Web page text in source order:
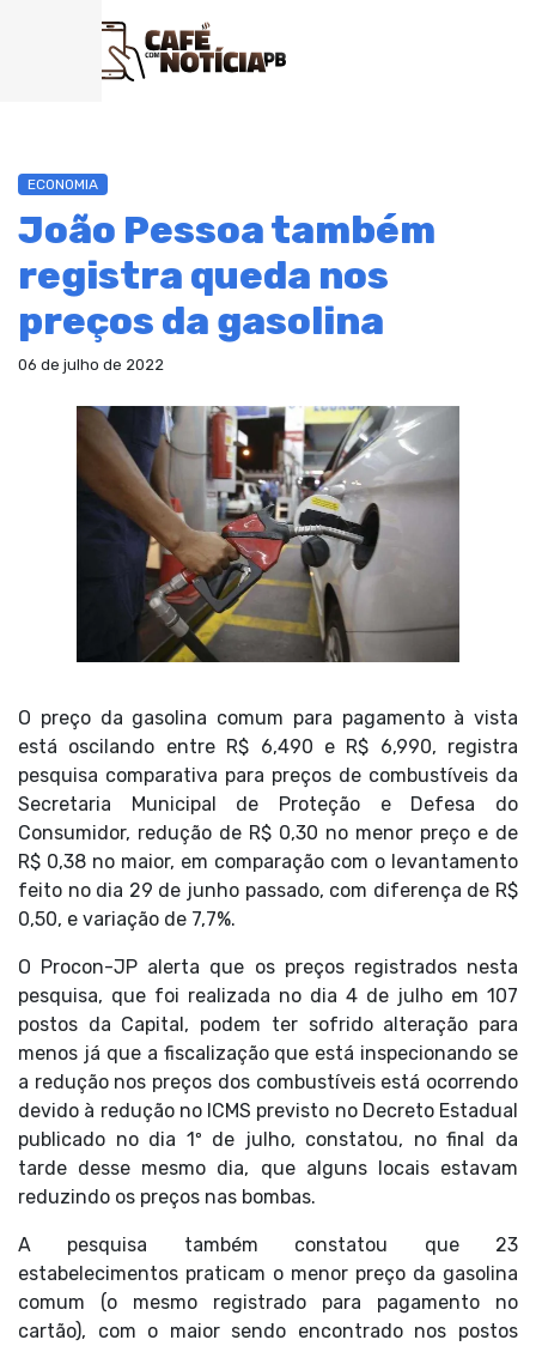
ECONOMIA
João Pessoa também
registra queda nos
preços da gasolina
06 de julho de 2022
O preço da gasolina comum para pagamento à vista
está oscilando entre R$ 6,490 e R$ 6,990, registra
pesquisa comparativa para preços de combustíveis da
Secretaria Municipal de Proteção e Defesa do
Consumidor, redução de R$ 0,30 no menor preço e de
R$ 0,38 no maior, em comparação com o levantamento
feito no dia 29 de junho passado, com diferença de R$
0,50, e variação de 7,7%.
O Procon-JP alerta que os preços registrados nesta
pesquisa, que foi realizada no dia 4 de julho em 107
postos da Capital, podem ter sofrido alteração para
menos já que a fiscalização que está inspecionando se
a redução nos preços dos combustíveis está ocorrendo
devido à redução no ICMS previsto no Decreto Estadual
publicado no dia 1º de julho, constatou, no final da
tarde desse mesmo dia, que alguns locais estavam
reduzindo os preços nas bombas.
A pesquisa também constatou que 23
estabelecimentos praticam o menor preço da gasolina
comum (o mesmo registrado para pagamento no
cartão), com o maior sendo encontrado nos postos